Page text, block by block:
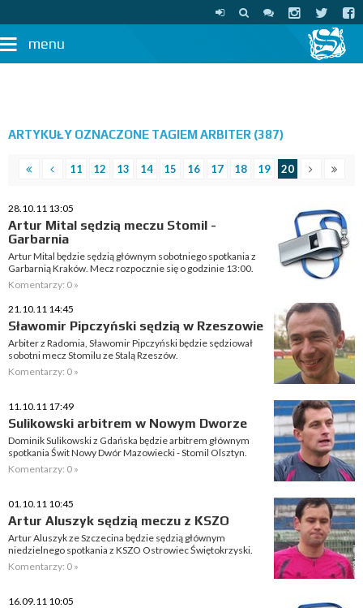
menu
ARTYKUŁY OZNACZONE TAGIEM ARBITER (387)
11 12 13 14 15 16 17 18 19 20
28.10.11 13:05
Artur Mital sędzią meczu Stomil -
Garbarnia
Artur Mital będzie sędzią głównym sobotniego spotkania z
Garbarnią Kraków. Mecz rozpocznie się o godzinie 13:00.
Komentarzy: 0 »
21.10.11 14:45
Sławomir Pipczyński sędzią w Rzeszowie
Arbiter z Radomia, Sławomir Pipczyński będzie sędziował
sobotni mecz Stomilu ze Stalą Rzeszów.
Komentarzy: 0 »
11.10.11 17:49
Sulikowski arbitrem w Nowym Dworze
Dominik Sulikowski z Gdańska będzie arbitrem głównym
spotkania Świt Nowy Dwór Mazowiecki - Stomil Olsztyn.
Komentarzy: 0 »
01.10.11 10:45
Artur Aluszyk sędzią meczu z KSZO
Artur Aluszyk ze Szczecina będzie sędzią głównym
niedzielnego spotkania z KSZO Ostrowiec Świętokrzyski.
Komentarzy: 0 »
16.09.11 10:05